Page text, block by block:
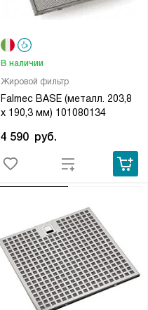
Жировой фильтр
Falmec BASE (металл. 203,8
х 190,3 мм) 101080134
В наличии
4 590 руб.